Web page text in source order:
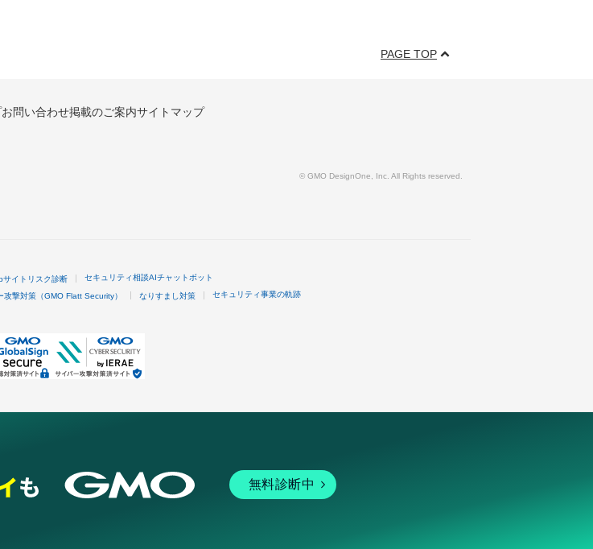
PAGE TOP
お問い合わせ掲載のご案内サイトマップ
© GMO DesignOne, Inc. All Rights reserved.
サイトリスク診断 セキュリティ相談AIチャットボット
攻撃対策（GMO Flatt Security） なりすまし対策 セキュリティ事業の軌跡
無料診断中